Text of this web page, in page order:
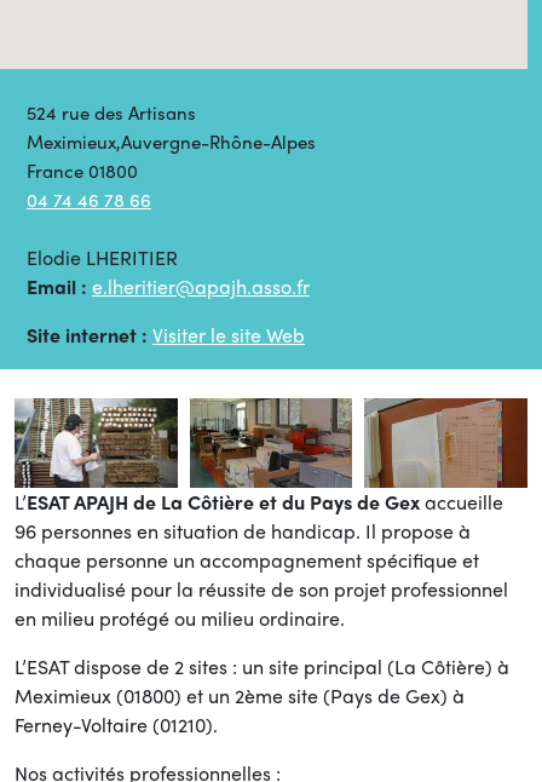
524 rue des Artisans
Meximieux,Auvergne-Rhône-Alpes
France 01800
04 74 46 78 66
Elodie LHERITIER
Email : e.lheritier@apajh.asso.fr
Site internet : Visiter le site Web
L’ESAT APAJH de La Côtière et du Pays de Gexaccueille
96 personnes en situation de handicap. Il propose à
chaque personne un accompagnement spécifique et
individualisé pour la réussite de son projet professionnel
en milieu protégé ou milieu ordinaire.
L’ESAT dispose de 2 sites : un site principal (La Côtière) à
Meximieux (01800) et un 2ème site (Pays de Gex) à
Ferney-Voltaire (01210).
Nos activités professionnelles :